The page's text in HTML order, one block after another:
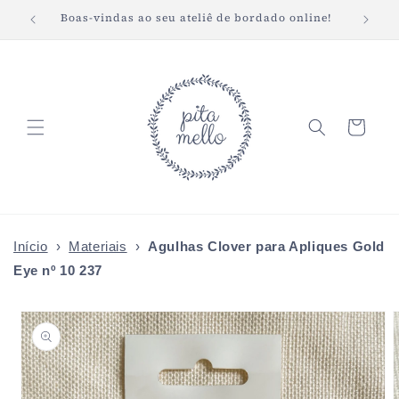
para oBoas-vindas ao seu ateliê de bordado online!
Carrinho
Início › Materiais › Agulhas Clover para Apliques Gold
Eye nº 10 237
as
informações
do produto